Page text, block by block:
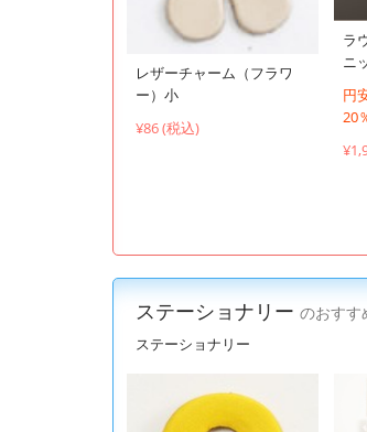
レザーチャーム（フラワ
ー）小
¥86 (税込)
ラ
ニ
円
20
ステーショナリー のおすす
ステーショナリー